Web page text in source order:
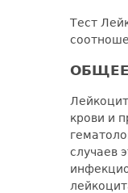
Тест
крови и
случаев